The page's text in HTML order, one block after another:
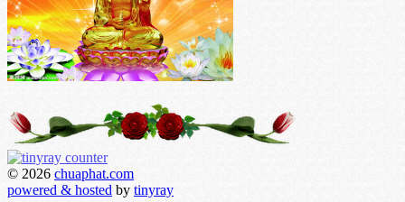
© 2026 chuaphat.com
powered & hosted by tinyray